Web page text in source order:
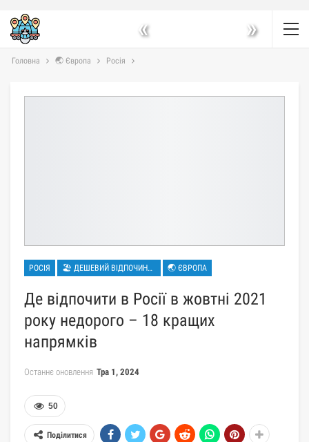
« »
Головна 🌏 Європа Росія
РОСІЯ 🏖 ДЕШЕВИЙ ВІДПОЧИНОК 🌏 ЄВРОПА
Де відпочити в Росії в жовтні 2021
року недорого – 18 кращих
напрямків
Останнє оновлення Тра 1, 2024
50
Поділитися